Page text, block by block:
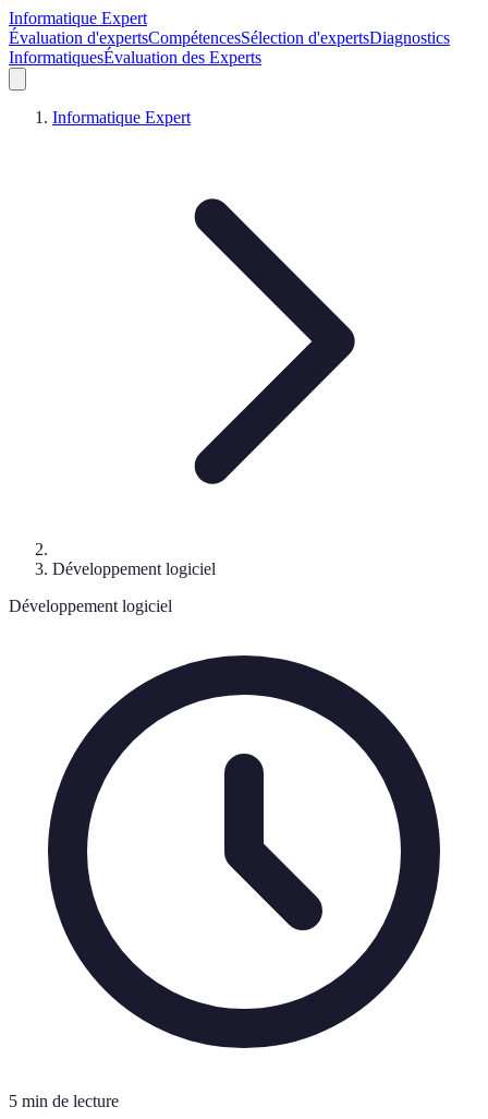
Informatique Expert
Évaluation d'expertsCompétencesSélection d'expertsDiagnostics
InformatiquesÉvaluation des Experts
Informatique Expert
Développement logiciel
Développement logiciel
5 min de lecture